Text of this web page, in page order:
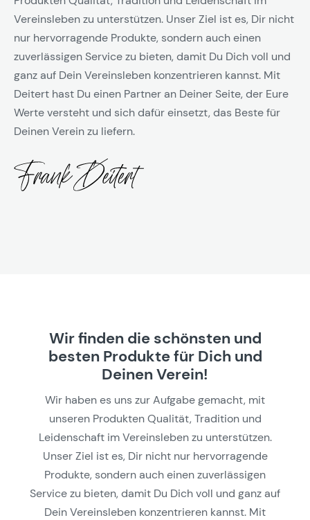
Vereinsleben zu unterstützen. Unser Ziel ist es, Dir nicht
nur hervorragende Produkte, sondern auch einen
zuverlässigen Service zu bieten, damit Du Dich voll und
ganz auf Dein Vereinsleben konzentrieren kannst. Mit
Deitert hast Du einen Partner an Deiner Seite, der Eure
Werte versteht und sich dafür einsetzt, das Beste für
Deinen Verein zu liefern.
Wir finden die schönsten und
besten Produkte für Dich und
Deinen Verein!
Wir haben es uns zur Aufgabe gemacht, mit
unseren Produkten Qualität, Tradition und
Leidenschaft im Vereinsleben zu unterstützen.
Unser Ziel ist es, Dir nicht nur hervorragende
Produkte, sondern auch einen zuverlässigen
Service zu bieten, damit Du Dich voll und ganz auf
Dein Vereinsleben konzentrieren kannst. Mit